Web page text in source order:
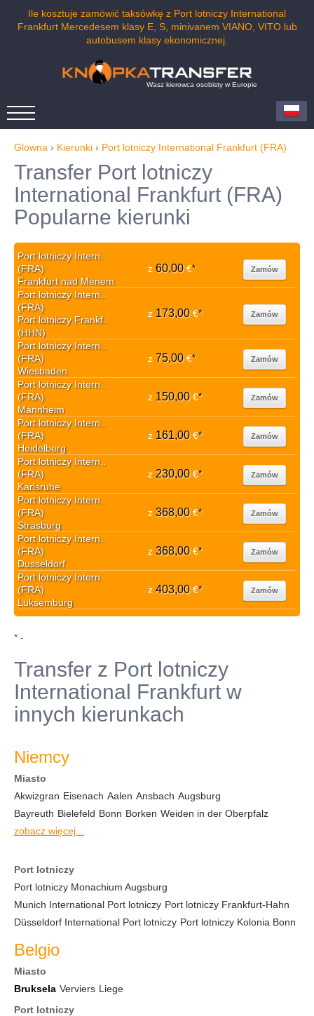
Ile kosztuje zamówić taksówkę z Port lotniczy International
Frankfurt Mercedesem klasy E, S, minivanem VIANO, VITO lub
autobusem klasy ekonomicznej.
Wasz kierowca osobisty w Europie
Glowna › Kierunki › Port lotniczy International Frankfurt (FRA)
Transfer Port lotniczy
International Frankfurt (FRA)
Popularne kierunki
Port lotniczy Intern..
(FRA)
Frankfurt nad Menem
z 60,00€* Zamów
Port lotniczy Intern..
(FRA)
Port lotniczy Frankf..
(HHN)
z 173,00€* Zamów
Port lotniczy Intern..
(FRA)
Wiesbaden
z 75,00€* Zamów
Port lotniczy Intern..
(FRA)
Mannheim
z 150,00€* Zamów
Port lotniczy Intern..
(FRA)
Heidelberg
z 161,00€* Zamów
Port lotniczy Intern..
(FRA)
Karlsruhe
z 230,00€* Zamów
Port lotniczy Intern..
(FRA)
Strasburg
z 368,00€* Zamów
Port lotniczy Intern..
(FRA)
Dusseldorf
z 368,00€* Zamów
Port lotniczy Intern..
(FRA)
Luksemburg
z 403,00€* Zamów
* -
Transfer z Port lotniczy
International Frankfurt w
innych kierunkach
Niemcy
Miasto
Akwizgran Eisenach Aalen Ansbach Augsburg
Bayreuth Bielefeld Bonn Borken Weiden in der Oberpfalz
zobacz więcej...
Port lotniczy
Port lotniczy Monachium Augsburg
Munich International Port lotniczy Port lotniczy Frankfurt-Hahn
Düsseldorf International Port lotniczy Port lotniczy Kolonia Bonn
Belgio
Miasto
Bruksela Verviers Liege
Port lotniczy